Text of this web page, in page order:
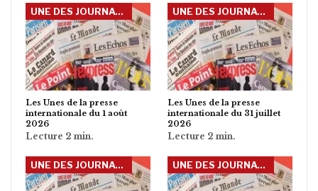
UNE DES JOURNAUX INTERNATIONAUX
Les Unes de la presse
internationale du 1 août
2026
UNE DES JOURNAUX INTERNATIONAUX
Les Unes de la presse
internationale du 31 juillet
2026
UNE DES JOURNAUX INTERNATIONAUX UNE DES JOURNAUX INTERNATIONAUX